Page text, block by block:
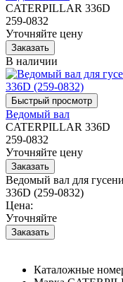
CATERPILLAR 336D
259-0832
Уточняйте цену
В наличии
Ведомый вал
CATERPILLAR 336D
259-0832
Уточняйте цену
Ведомый вал для
336D (259-0832)
Цена:
Уточняйте
Каталожные